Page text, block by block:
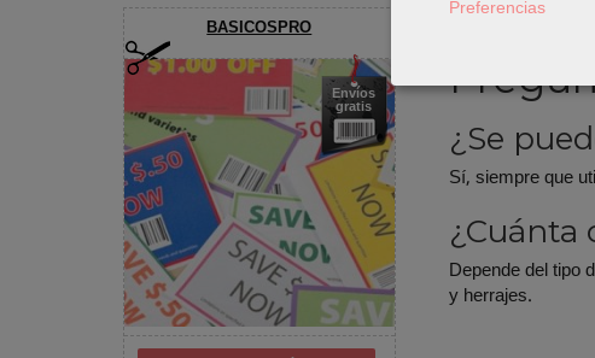
BASICOSPRO
Envíos
gratis
bolsos.
¿Se
Sí, siempre que
¿Cuánta
Depende del tipo
y herrajes.
Preferencias